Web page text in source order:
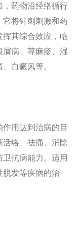
，药物沿经络循行
它将针刺刺激和药
其综合效应，临
病、荨麻疹、湿
白癜风等。
用达到治病的目
络、祛痛、消除
抗病能力。适用
脱发等疾病的治